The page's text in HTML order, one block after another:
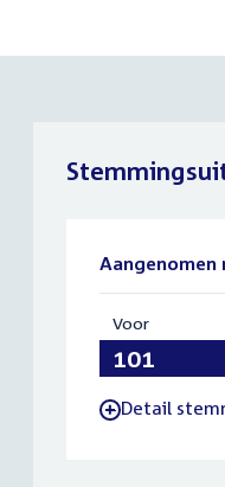
Aangenomen
Voor:
101
-Detail